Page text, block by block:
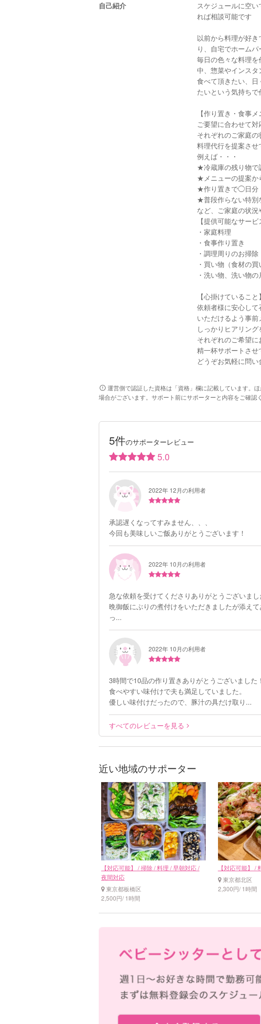
自己紹介
スケジュールに空
れば相談可能です
以前から料理が好
り、自宅でホームパ
毎日の色々な料理
中、惣菜やインス
食べて頂きたい、
たいという気持ちで
【作り置き・食事
ご要望に合わせて対
それぞれのご家庭の
料理代行を提案させ
例えば・・・
★冷蔵庫の残り物で
★メニューの提案か
★作り置きで◯日分
★普段作らない特別
など、ご家庭の状況
【提供可能なサービ
・家庭料理
・食事作り置き
・調理周りのお掃除
・買い物（食材の買
・洗い物、洗い物の
【心掛けていること】
依頼者様に安心して
いただけるよう事前
しっかりヒアリング
それぞれのご希望に
精一杯サポートさせ
どうぞお気軽に問い
運営側で認証した資格は「資格」欄に記載しています。
場合がございます。サポート前にサポーターと内容をご確認
5件のサポーターレビュー
5.0
2022年 12月の利用者
承認遅くなってすみません、、、
今回も美味しいご飯ありがとうございます！
2022年 10月の利用者
急な依頼を受けてくださりありがとうございまし
晩御飯にぶりの煮付けをいただきましたが添え
っ...
2022年 10月の利用者
3時間で10品の作り置きありがとうございました
食べやすい味付けで夫も満足していました。
優しい味付けだったので、豚汁の具だけ取り...
すべてのレビューを見る
近い地域のサポーター
【対応可能】 / 掃除 / 料理 / 早朝対応 /
夜間対応
東京都板橋区
2,500円/ 1時間
【対応可能】 /
東京都北区
2,300円/ 1時間